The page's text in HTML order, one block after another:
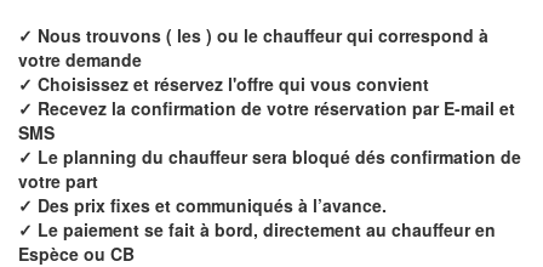
✓ Nous trouvons ( les ) ou le chauffeur qui correspond à
votre demande
✓ Choisissez et réservez l'offre qui vous convient
✓ Recevez la confirmation de votre réservation par E-mail et
SMS
✓ Le planning du chauffeur sera bloqué dés confirmation de
votre part
✓ Des prix fixes et communiqués à l’avance.
✓ Le paiement se fait à bord, directement au chauffeur en
Espèce ou CB